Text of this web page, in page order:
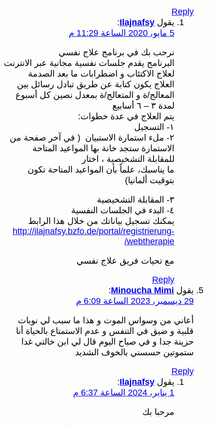
Reply
يقول Ilajnafsy
:
5 مايو، 2020 الساعة 11:29 م
نرحب بك في برنامج علاج نفسي
البرنامج يقدم جلسات نفسية مجانية عبر الانترنت
لعلاج الاكتئاب و اضطرابات ما بعد الصدمة
العلاج يكون كتابة عن طريق تبادل رسائل بين
المعالج/ة و المتعالج/ة بمعدل نصين كل أسبوع
لمدة ٣ – ٦ أسابيع
يتم العلاج في عدة خطوات:
١- التسجيل
٢- ملء استمارة الاستبيان ( في آخر صفحة من
الاستمارة ستجد خانة بها المواعيد المتاحة
للمقابلة التشخيصية ، اختار
ما يناسبك، علماً بأن المواعيد المتاحة تكون
بتوقيت ألمانيا)
٣- المقابلة التشخيصية
٤- البدء في الجلسات النفسية
يمكنك تسجيل بياناتك من خلال هذا الرابط
http://ilajnafsy.bzfo.de/portal/registrierung-
webtherapie/
مع تحيات فريق علاج نفسي
Reply
يقول Minoucha Mimi
:
29 ديسمبر، 2023 الساعة 6:09 م
أعاني من وسواس الموت و هذا ما سبب لي نوبات
قلبية و ضيق في التنفس و عدم الاستمتاع بالحياة أنا
حزينة جدا و في صباح اليوم قال لي ابن خالتي غدا
ستموتين حسسني بالخوف الشديد
Reply
يقول Ilajnafsy
:
1 يناير، 2024 الساعة 6:37 م
مرحبا بك